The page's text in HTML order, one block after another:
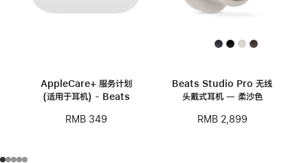
AppleCare+ 服务计划
(适用于耳机) - Beats
RMB 349
Beats Studio Pro 无线
头戴式耳机 — 柔沙色
RMB 2,899